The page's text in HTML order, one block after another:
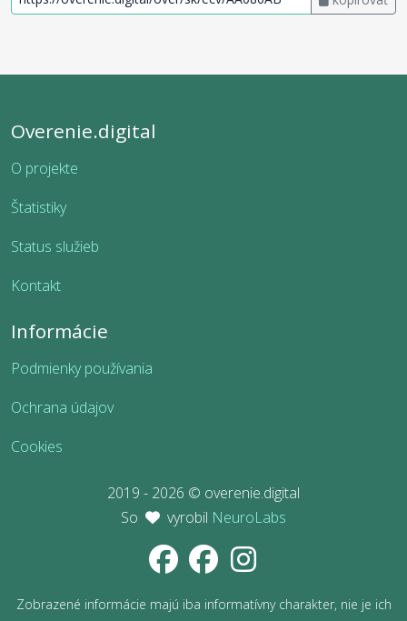
Overenie.digital
O projekte
Štatistiky
Status služieb
Kontakt
Informácie
Podmienky používania
Ochrana údajov
Cookies
2019 - 2026 © overenie.digital
So
vyrobil NeuroLabs
Zobrazené informácie majú iba informatívny charakter, nie je ich